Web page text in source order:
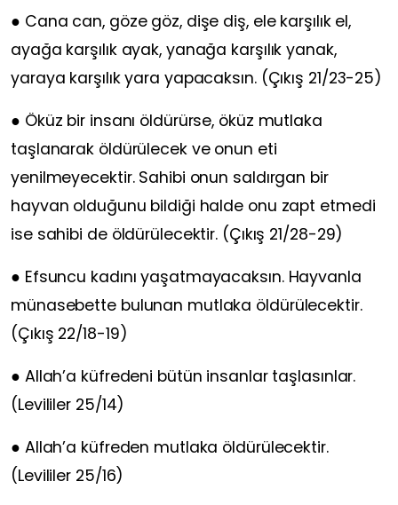
● Cana can, göze göz, dişe diş, ele karşılık el,
ayağa karşılık ayak, yanağa karşılık yanak,
yaraya karşılık yara yapacaksın. (Çıkış 21/23-25)
● Öküz bir insanı öldürürse, öküz mutlaka
taşlanarak öldürülecek ve onun eti
yenilmeyecektir. Sahibi onun saldırgan bir
hayvan olduğunu bildiği halde onu zapt etmedi
ise sahibi de öldürülecektir. (Çıkış 21/28-29)
● Efsuncu kadını yaşatmayacaksın. Hayvanla
münasebette bulunan mutlaka öldürülecektir.
(Çıkış 22/18-19)
● Allah’a küfredeni bütün insanlar taşlasınlar.
(Levililer 25/14)
● Allah’a küfreden mutlaka öldürülecektir.
(Levililer 25/16)